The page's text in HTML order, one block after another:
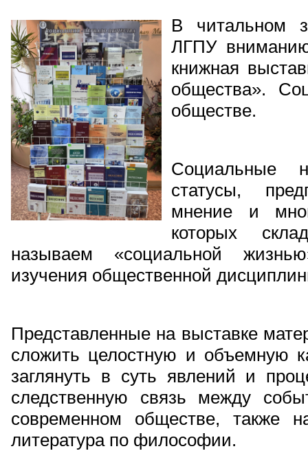
В читальном
ЛГПУ вниманию
книжная
общества».
обществе.
Социальные
статусы,
мнение и
которых
называем «социальной
изучения общественной
Представленные на выставке
сложить целостную и объемную
заглянуть в суть явлений и
следственную связь между
современном обществе, также
литература по философии.